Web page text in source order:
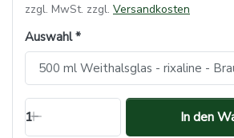
zzgl. MwSt. zzgl. Versandkosten
Auswahl
1 In den